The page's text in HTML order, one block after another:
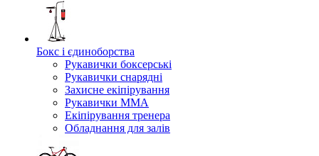
Бокс і єдиноборства
Рукавички боксерські
Рукавички снарядні
Захисне екіпірування
Рукавички ММА
Екіпірування тренера
Обладнання для залів